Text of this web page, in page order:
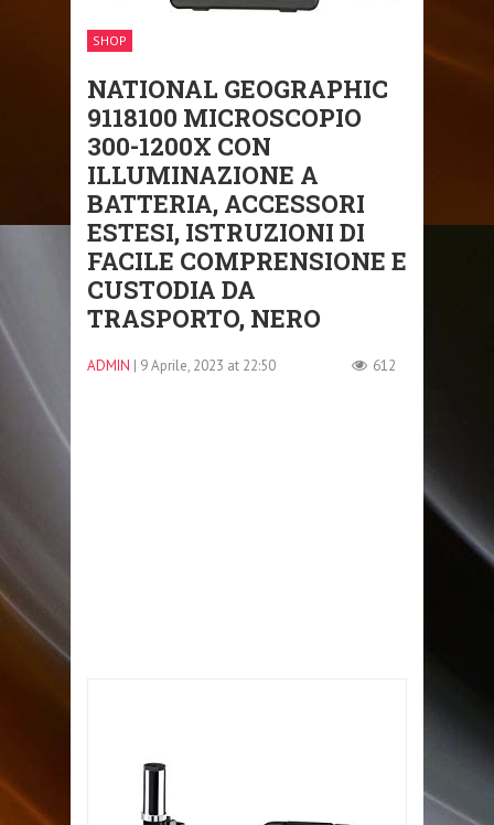
SHOP
NATIONAL GEOGRAPHIC
9118100 MICROSCOPIO
300-1200X CON
ILLUMINAZIONE A
BATTERIA, ACCESSORI
ESTESI, ISTRUZIONI DI
FACILE COMPRENSIONE E
CUSTODIA DA
TRASPORTO, NERO
ADMIN | 9 Aprile, 2023 at 22:50 612